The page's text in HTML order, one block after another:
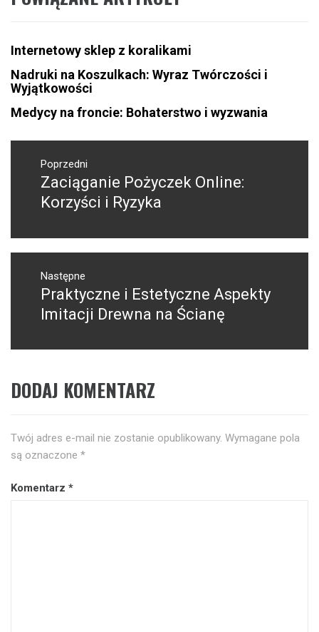
Internetowy sklep z koralikami
Nadruki na Koszulkach: Wyraz Twórczości i
Wyjątkowości
Medycy na froncie: Bohaterstwo i wyzwania
Nawigacja
wpisuPoprzedni
Poprzedni
wpis:
Zaciąganie Pożyczek Online:
Korzyści i Ryzyka
Następne
Następny
post:
Praktyczne i Estetyczne Aspekty
Imitacji Drewna na Ścianę
DODAJ KOMENTARZ
Twój adres e-mail nie zostanie opublikowany. Wymagane pola
są oznaczone *
Komentarz *